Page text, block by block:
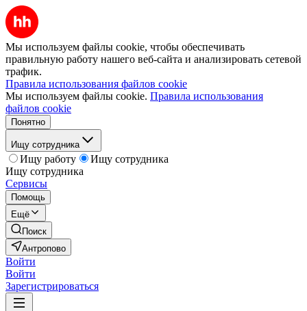
Мы используем файлы cookie, чтобы обеспечивать
правильную работу нашего веб-сайта и анализировать сетевой
трафик.
Правила использования файлов cookie
Мы используем файлы cookie. Правила использования
файлов cookie
Понятно
Ищу сотрудника
Ищу работу
Ищу сотрудника
Ищу сотрудника
Сервисы
Помощь
Ещё
Поиск
Антропово
Войти
Войти
Зарегистрироваться